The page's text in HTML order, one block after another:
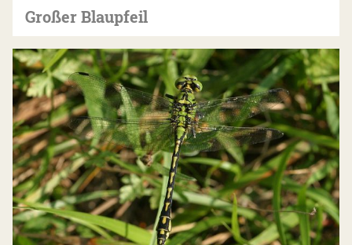
Großer Blaupfeil